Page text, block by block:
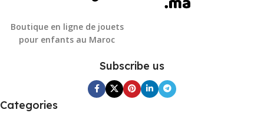
Boutique en ligne de jouets
pour enfants au Maroc
Subscribe us
Categories